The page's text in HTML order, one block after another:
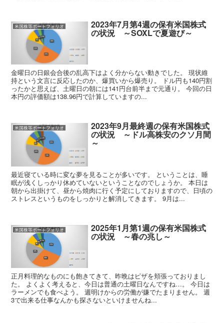
米国株等ポートフォリオ 2023年7月第4週の保有米国株式
の状況 ～SOXLで夏遊び～
金曜日の日銀会合後の乱高下はよく分からない動きでした。 現状維
持という文言に反応したのか、爆買いから爆売り。 ドル円も140円割
ったかと思えば、土曜日の朝には141円台前半まで元通り。 今回の日
本円の評価額は138.96円で計算していますの...
米国株等ポートフォリオ 2023年9月最終週の保有米国株式
の状況 ～ドル高株安のクソ月間
～
最近寝ている時に変な夢を見ることが多いです。 ということは、睡
眠が浅くしっかり休めていないということなのでしょうか。 本日は
朝から出掛けて、昼から焼肉に行く予定にしておりますので、日頃の
ストレスというものをしっかりと解消してきます。 9月は...
米国株等ポートフォリオ 2025年1月第1週の保有米国株式
の状況 ～春の兆し～
正月料理的なものにも飽きてきて、昨晩はピザを頬張っておりまし
た。 よくよく考えると、今日は普通の土曜日なんですね…。 今日は
ラーメンでも食べよう。 週明けからの労働が嫌でたまりません。 週
3で出来る仕事なんかも探さないといけませんね...